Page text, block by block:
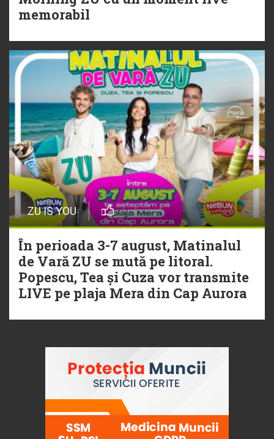
Torpedoul lui Morar: Theo Rose -
memorabil
ZU IS YOU
În perioada 3-7 august, Matinalul
de Vară ZU se mută pe litoral.
Popescu, Tea și Cuza vor transmite
LIVE pe plaja Mera din Cap Aurora